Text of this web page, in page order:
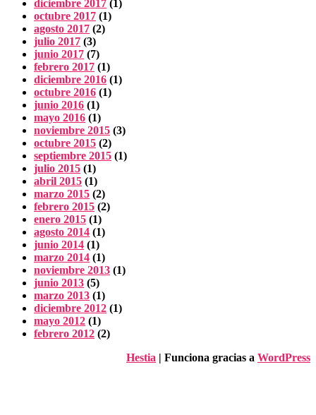
diciembre 2017 (1)
octubre 2017 (1)
agosto 2017 (2)
julio 2017 (3)
junio 2017 (7)
febrero 2017 (1)
diciembre 2016 (1)
octubre 2016 (1)
junio 2016 (1)
mayo 2016 (1)
noviembre 2015 (3)
octubre 2015 (2)
septiembre 2015 (1)
julio 2015 (1)
abril 2015 (1)
marzo 2015 (2)
febrero 2015 (2)
enero 2015 (1)
agosto 2014 (1)
junio 2014 (1)
marzo 2014 (1)
noviembre 2013 (1)
junio 2013 (5)
marzo 2013 (1)
diciembre 2012 (1)
mayo 2012 (1)
febrero 2012 (2)
Hestia | Funciona gracias a WordPress